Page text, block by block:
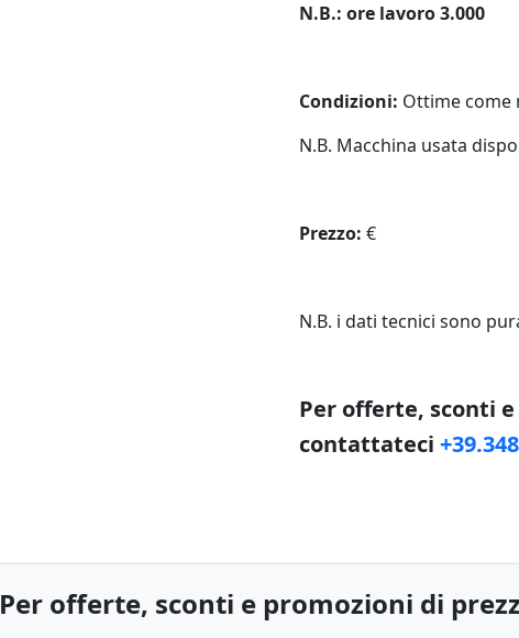
N.B.: ore lavoro 3.000
Condizioni: Ottime come
N.B. Macchina usata
Prezzo: €
N.B. i dati tecnici sono
Per offerte, sconti
contattateci
Per offerte, sconti e promozioni di